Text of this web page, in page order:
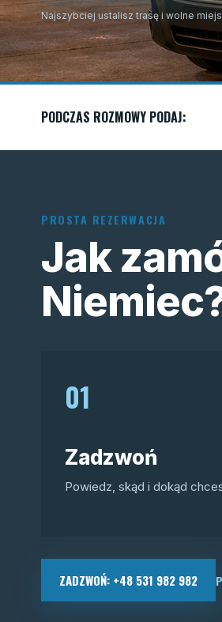
Najszybciej ustalisz trasę i wolne
PODCZAS ROZMOWY PODAJ:
PROSTA REZERWACJA
Jak
01
Zadzwoń
Powiedz, skąd i dokąd
ZADZWOŃ: +48 531 982 982